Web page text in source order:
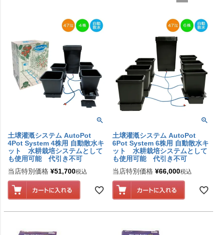
土壌灌漑システム AutoPot
4Pot System 4株用 自動散水キ
ット 水耕栽培システムとして
も使用可能 代引き不可
当店特別価格 ¥51,700税込
土壌灌漑システム AutoPot
6Pot System 6株用 自動散水キ
ット 水耕栽培システムとして
も使用可能 代引き不可
当店特別価格 ¥66,000税込